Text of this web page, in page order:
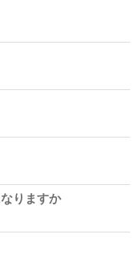
りますか